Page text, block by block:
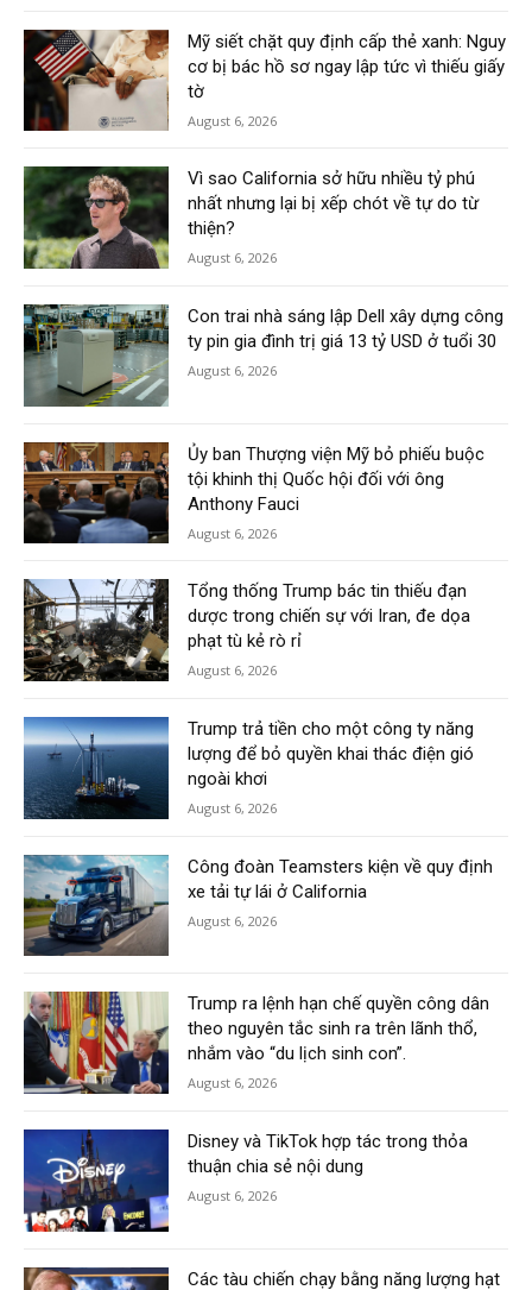
Mỹ siết chặt quy định cấp thẻ xanh: Nguy
cơ bị bác hồ sơ ngay lập tức vì thiếu giấy
tờ
August 6, 2026
Vì sao California sở hữu nhiều tỷ phú
nhất nhưng lại bị xếp chót về tự do từ
thiện?
August 6, 2026
Con trai nhà sáng lập Dell xây dựng công
ty pin gia đình trị giá 13 tỷ USD ở tuổi 30
August 6, 2026
Ủy ban Thượng viện Mỹ bỏ phiếu buộc
tội khinh thị Quốc hội đối với ông
Anthony Fauci
August 6, 2026
Tổng thống Trump bác tin thiếu đạn
dược trong chiến sự với Iran, đe dọa
phạt tù kẻ rò rỉ
August 6, 2026
Trump trả tiền cho một công ty năng
lượng để bỏ quyền khai thác điện gió
ngoài khơi
August 6, 2026
Công đoàn Teamsters kiện về quy định
xe tải tự lái ở California
August 6, 2026
Trump ra lệnh hạn chế quyền công dân
theo nguyên tắc sinh ra trên lãnh thổ,
nhắm vào “du lịch sinh con”.
August 6, 2026
Disney và TikTok hợp tác trong thỏa
thuận chia sẻ nội dung
August 6, 2026
Các tàu chiến chạy bằng năng lượng hạt